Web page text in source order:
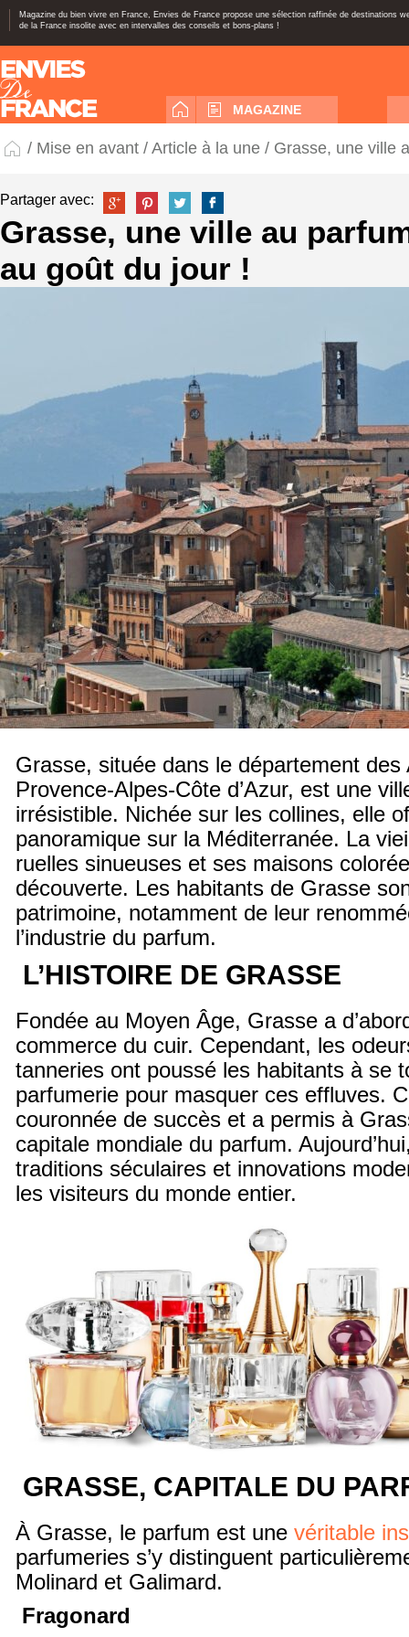
Magazine du bien vivre en France, Envies de France propose une sélection raffinée de destinations
de la France insolite avec en intervalles des conseils et bons-plans !
MAGAZINE
/ Mise en avant / Article à la une / Grasse, une ville
Partager avec:
Grasse, une ville au
au goût du jour !
Grasse, située dans le département des
Provence-Alpes-Côte d’Azur, est une
irrésistible. Nichée sur les collines, elle
panoramique sur la Méditerranée. La
ruelles sinueuses et ses maisons
découverte. Les habitants de Grasse
patrimoine, notamment de leur
l’industrie du parfum.
L’HISTOIRE DE GRASSE
Fondée au Moyen Âge, Grasse a
commerce du cuir. Cependant, les
tanneries ont poussé les habitants à se
parfumerie pour masquer ces effluves.
couronnée de succès et a permis à
capitale mondiale du parfum.
traditions séculaires et innovations
les visiteurs du monde entier.
GRASSE, CAPITALE DU
À Grasse, le parfum est une véritable
parfumeries s’y distinguent
Molinard et Galimard.
Fragonard